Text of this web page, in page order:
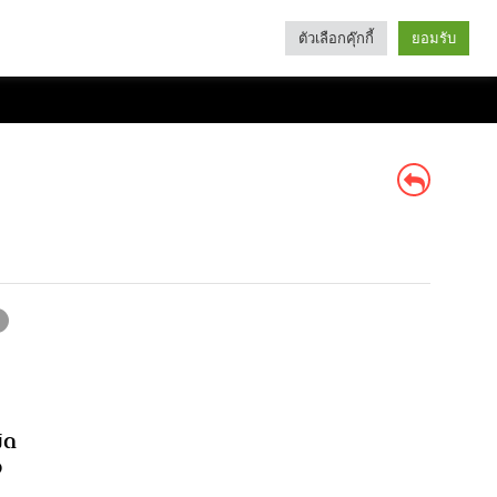
Categories
ตัวเลือกคุ๊กกี้ ยอมรับ